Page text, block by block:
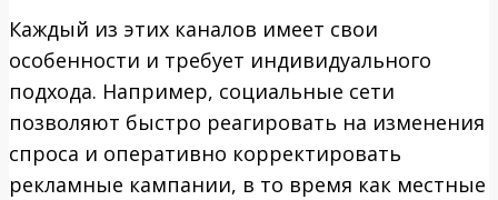
Каждый из этих каналов имеет свои
особенности и требует индивидуального
подхода. Например, социальные сети
позволяют быстро реагировать на изменения
спроса и оперативно корректировать
рекламные кампании, в то время как местные